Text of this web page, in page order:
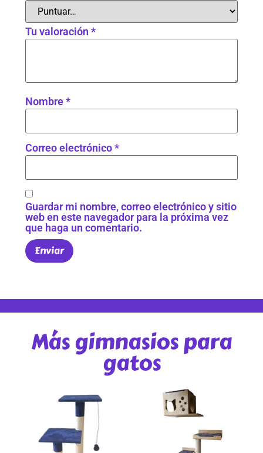
Tu valoración*
Nombre*
Correo electrónico*
Guardar mi nombre, correo electrónico y sitio
web en este navegador para la próxima vez
que haga un comentario.
Más gimnasios para
gatos